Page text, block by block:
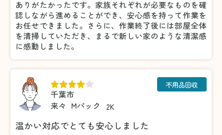
ありがたかったです。家族それぞれが必要なものを確
認しながら進めることができ、安心感を持って作業を
お任せできました。さらに、作業終了後には部屋全体
を清掃していただき、まるで新しい家のような清潔感
に感動しました。
千葉市
来々 Mパック 2K
不用品回収
温かい対応でとても安心しました